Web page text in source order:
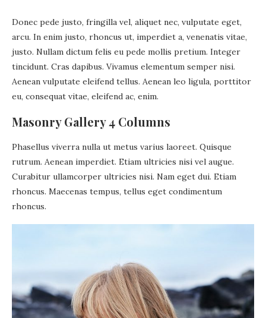
Donec pede justo, fringilla vel, aliquet nec, vulputate eget,
arcu. In enim justo, rhoncus ut, imperdiet a, venenatis vitae,
justo. Nullam dictum felis eu pede mollis pretium. Integer
tincidunt. Cras dapibus. Vivamus elementum semper nisi.
Aenean vulputate eleifend tellus. Aenean leo ligula, porttitor
eu, consequat vitae, eleifend ac, enim.
Masonry Gallery 4 Columns
Phasellus viverra nulla ut metus varius laoreet. Quisque
rutrum. Aenean imperdiet. Etiam ultricies nisi vel augue.
Curabitur ullamcorper ultricies nisi. Nam eget dui. Etiam
rhoncus. Maecenas tempus, tellus eget condimentum
rhoncus.